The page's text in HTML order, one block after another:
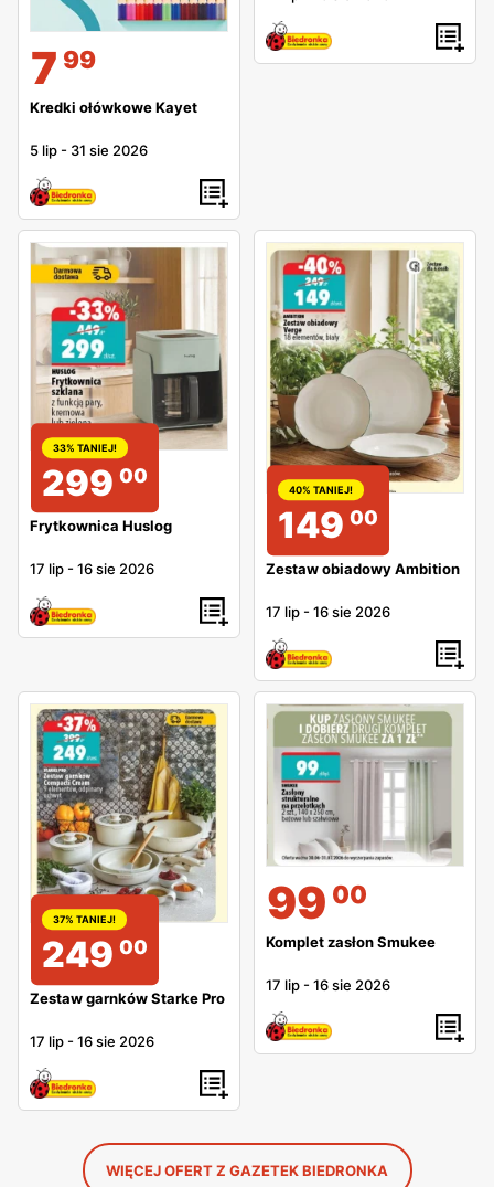
7 99
Kredki ołówkowe Kayet
5 lip - 31 sie 2026
33% TANIEJ!
299 00
Frytkownica Huslog
17 lip -16 sie 2026
40% TANIEJ!
149 00
Zestaw obiadowy Ambition
17 lip -16 sie 2026
37% TANIEJ!
249 00
Zestaw garnków Starke Pro
17 lip -16 sie 2026
99 00
Komplet zasłon Smukee
17 lip -16 sie 2026
WIĘCEJ OFERT Z GAZETEK BIEDRONKA